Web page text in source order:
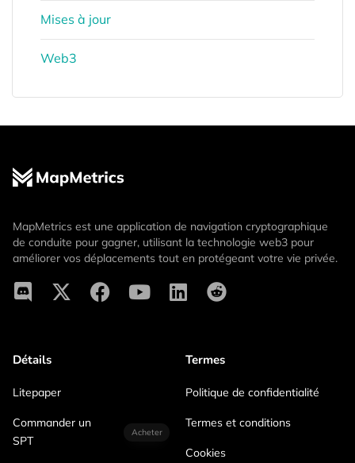
Mises à jour
Web3
MapMetrics est une application de navigation cryptographique
de conduite pour gagner, utilisant la technologie web3 pour
améliorer vos déplacements tout en protégeant votre vie privée.
Détails
Litepaper
Commander un
SPT
Acheter
Termes
Politique de confidentialité
Termes et conditions
Cookies